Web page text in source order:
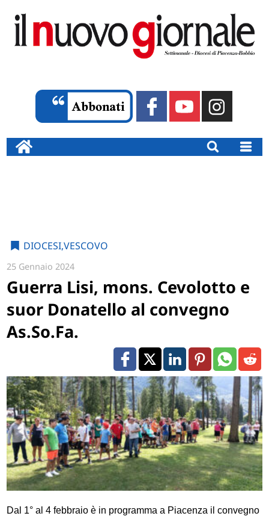
DIOCESI,VESCOVO
25 Gennaio 2024
Guerra Lisi, mons. Cevolotto e
suor Donatello al convegno
As.So.Fa.
Dal 1° al 4 febbraio è in programma a Piacenza il convegno